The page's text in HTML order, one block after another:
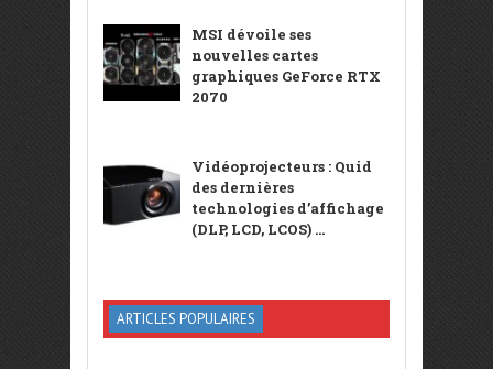
MSI dévoile ses
nouvelles cartes
graphiques GeForce RTX
2070
Vidéoprojecteurs : Quid
des dernières
technologies d’affichage
(DLP, LCD, LCOS) ...
ARTICLES POPULAIRES